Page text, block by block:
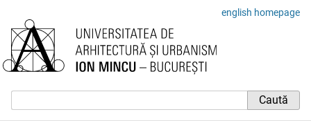
english homepage